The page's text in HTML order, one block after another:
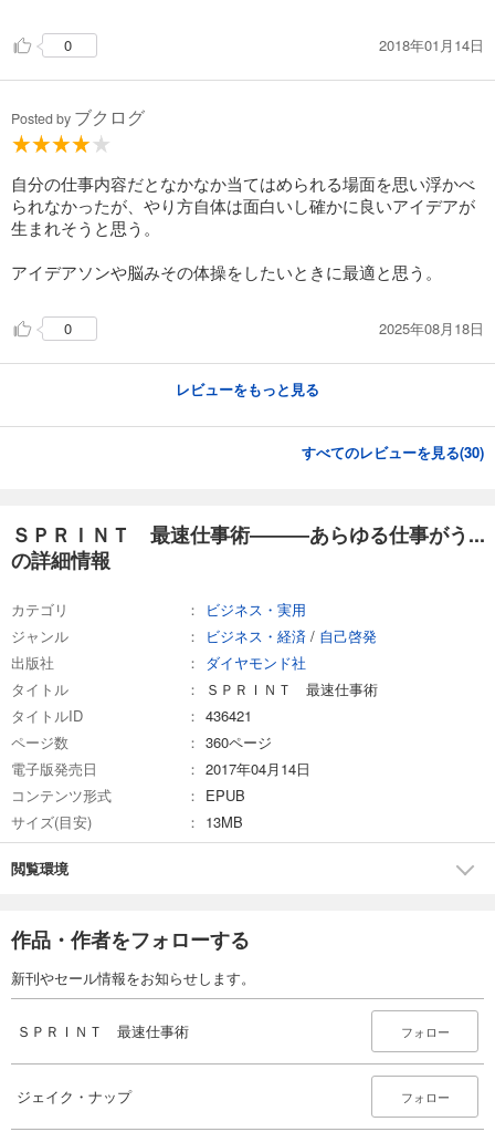
0 2018年01月14日
Posted by ブクログ
自分の仕事内容だとなかなか当てはめられる場面を思い浮かべ
られなかったが、やり方自体は面白いし確かに良いアイデアが
生まれそうと思う。
アイデアソンや脳みその体操をしたいときに最適と思う。
0 2025年08月18日
レビューをもっと見る
すべてのレビューを見る(30)
ＳＰＲＩＮＴ 最速仕事術―――あらゆる仕事がう...
の詳細情報
カテゴリ
ビジネス・実用
ジャンル
ビジネス・経済 / 自己啓発
出版社
ダイヤモンド社
タイトル
ＳＰＲＩＮＴ 最速仕事術
タイトルID
436421
ページ数
360ページ
電子版発売日
2017年04月14日
コンテンツ形式
EPUB
サイズ(目安)
13MB
閲覧環境
作品・作者をフォローする
新刊やセール情報をお知らせします。
ＳＰＲＩＮＴ 最速仕事術 フォロー
ジェイク・ナップ フォロー